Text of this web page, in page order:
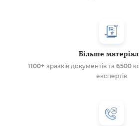
Більше
1100+ зразків документів та 6500
експертів